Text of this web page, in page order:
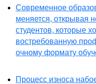
Современное
меняется, открывая
студентов, которые
востребованную
очному формату
Процесс износа